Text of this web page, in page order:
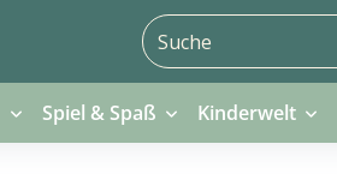
Spiel & Spaß Kinderwelt